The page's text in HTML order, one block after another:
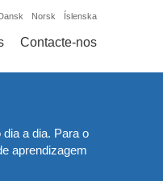
Norsk Íslenska
Contacte-nos
a dia. Para o
aprendizagem